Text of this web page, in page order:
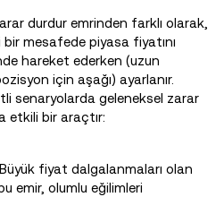
durdur emrinden farklı olarak,
mesafede piyasa fiyatını
hareket ederken (uzun
için aşağı) ayarlanır.
senaryolarda geleneksel zarar
etkili bir araçtır:
Büyük fiyat dalgalanmaları olan
emir, olumlu eğilimleri